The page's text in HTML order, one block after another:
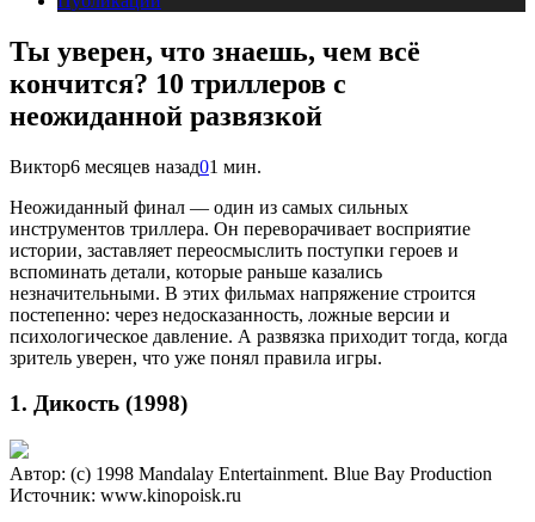
Ты уверен, что знаешь, чем всё
кончится? 10 триллеров с
неожиданной развязкой
Виктор6 месяцев назад01 мин.
Неожиданный финал — один из самых сильных
инструментов триллера. Он переворачивает восприятие
истории, заставляет переосмыслить поступки героев и
вспоминать детали, которые раньше казались
незначительными. В этих фильмах напряжение строится
постепенно: через недосказанность, ложные версии и
психологическое давление. А развязка приходит тогда, когда
зритель уверен, что уже понял правила игры.
1. Дикость (1998)
Автор: (c) 1998 Mandalay Entertainment. Blue Bay Production
Источник: www.kinopoisk.ru